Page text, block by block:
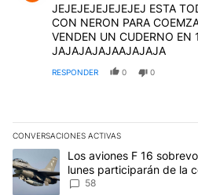
JEJEJEJEJEJEJEJ ESTA
CON NERON PARA
VENDEN UN CUDERNO EN
JAJAJAJAJAAJAJAJA
RESPONDER 0 0
CONVERSACIONES ACTIVAS
Este listado muestra los artículos
Un artículo de tendencia con el
Los aviones F 16
lunes participarán de la
Aérea
58